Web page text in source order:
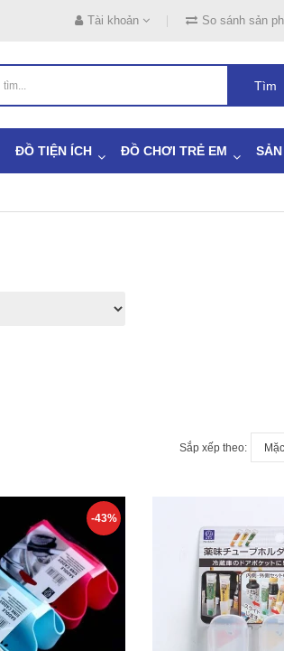
Tài khoản So sánh sản
Tìm
ĐỒ TIỆN ÍCH ĐỒ CHƠI TRẺ EM
Sắp xếp theo:
-43%